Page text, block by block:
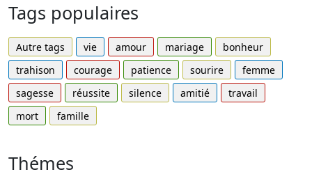
Tags populaires
Autre tags vie amour mariage
bonheur
trahison
courage patience sourire
femme
sagesse
réussite silence amitié
travail
mort
famille
Thémes